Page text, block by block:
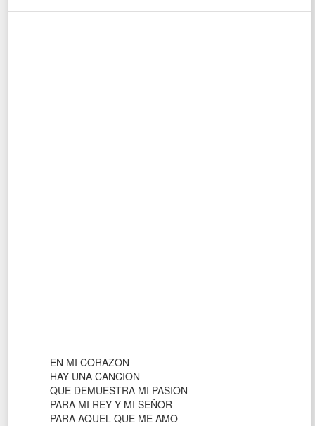
EN MI CORAZON
HAY UNA CANCION
QUE DEMUESTRA MI PASION
PARA MI REY Y MI SEÑOR
PARA AQUEL QUE ME AMO